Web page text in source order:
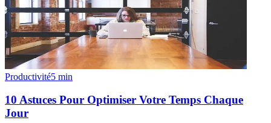
Productivité5 min
10 Astuces Pour Optimiser Votre Temps Chaque
Jour